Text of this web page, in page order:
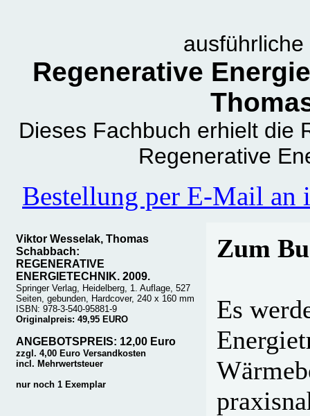
Regenerative
Dieses Fachbuch erhielt die
Regenerative
Bestellung per E-Mail an
Viktor Wesselak, Thomas
Schabbach:
REGENERATIVE
ENERGIETECHNIK. 2009.
Springer Verlag, Heidelberg, 1. Auflage, 527
Seiten, gebunden, Hardcover, 240 x 160 mm
ISBN: 978-3-540-95881-9
Originalpreis: 49,95 EURO
ANGEBOTSPREIS: 12,00 Euro
zzgl. 4,00 Euro Versandkosten
incl. Mehrwertsteuer
nur noch 1 Exemplar
Zum
Es